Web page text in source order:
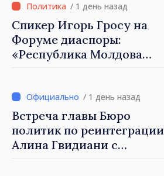
Молдова» / 1 день назад
Спикер Игорь Гросу на
Форуме диаспоры:
«Республика Молдова
и за рубежом, что
заслуживает стать частью
большой европейской
семьи»
/ 1 день назад
Встреча главы Бюро
политик по реинтеграции
Алина Гвидиани с